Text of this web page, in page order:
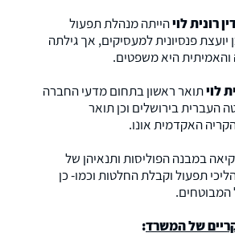
רונית לויהייתה מנהלת תפעול
יועצת פנסיונית למעסיקים, אך גילתה
והאמיתית היא משפטים.
לויתואר ראשון בתחום מדעי החברה
העברית בירושלים וכן תואר
האקדמית אונו.
במבנה הפוליסות ותנאיהן של
תפעול וקבלת החלטות וכמו- כן
של המשרד: